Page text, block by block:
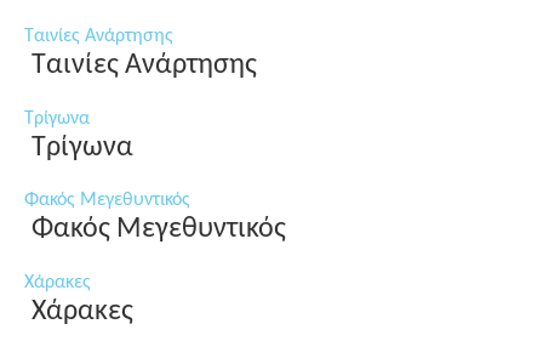
Ταινίες Ανάρτησης
Ταινίες Ανάρτησης
Τρίγωνα
Τρίγωνα
Φακός Μεγεθυντικός
Φακός Μεγεθυντικός
Χάρακες
Χάρακες